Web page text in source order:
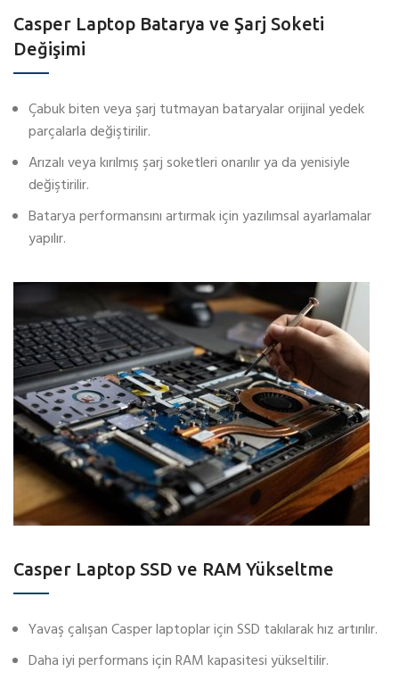
Casper Laptop Batarya ve Şarj Soketi
Değişimi
Çabuk biten veya şarj tutmayan bataryalar orijinal yedek
parçalarla değiştirilir.
Arızalı veya kırılmış şarj soketleri onarılır ya da yenisiyle
değiştirilir.
Batarya performansını artırmak için yazılımsal ayarlamalar
yapılır.
Casper Laptop SSD ve RAM Yükseltme
Yavaş çalışan Casper laptoplar için SSD takılarak hız artırılır.
Daha iyi performans için RAM kapasitesi yükseltilir.